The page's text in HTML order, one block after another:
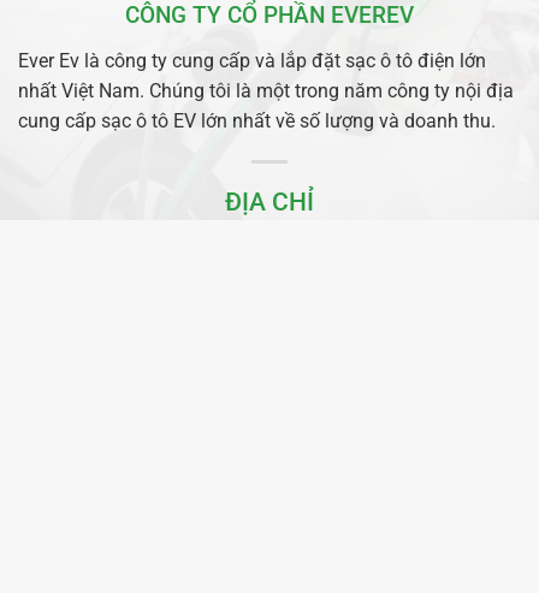
CÔNG TY CỔ PHẦN EVEREV
Ever Ev là công ty cung cấp và lắp đặt sạc ô tô điện lớn
nhất Việt Nam. Chúng tôi là một trong năm công ty nội địa
cung cấp sạc ô tô EV lớn nhất về số lượng và doanh thu.
ĐỊA CHỈ